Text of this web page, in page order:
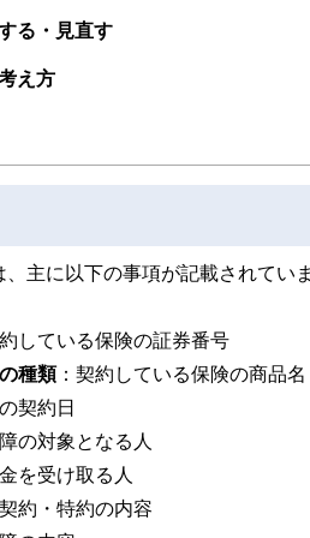
る・見直す
え方
主に以下の事項が記載されていま
約している保険の証券番号
種類：契約している保険の商品
契約日
障の対象となる人
を受け取る人
契約・特約の内容